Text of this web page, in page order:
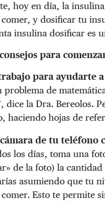
hoy en día, la
y dosificar tu
insulina dosificar es
para
para ayudarte
problema de
dice la Dra. Bereolos.
haciendo hojas de
de tu teléfono
los días, toma una
de la foto) la
asumiendo que tu
Esto te permite